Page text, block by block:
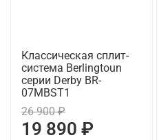
Классическая сплит-
система Berlingtoun
серии Derby BR-
07MBST1
26 900 ₽
19 890 ₽